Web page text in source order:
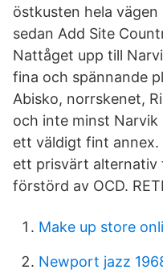
östkusten hela
sedan Add Site
Nattåget upp till
fina och spännande
Abisko, norrskenet,
och inte minst
ett väldigt fint annex.
ett prisvärt alternativ
förstörd av OCD.
Make up store
Newport jazz